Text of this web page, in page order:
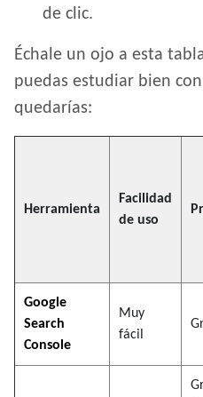
de clic.
Échale un ojo a esta
puedas estudiar bien
quedarías:
Herramienta
Facilidad
de uso
Google
Search
Console
Muy
fácil